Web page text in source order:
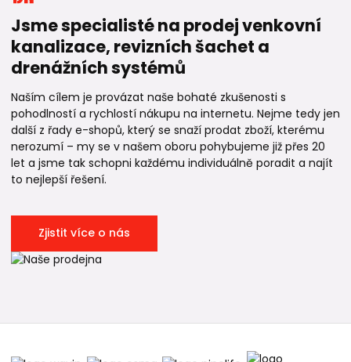
Jsme specialisté na prodej venkovní
kanalizace, revizních šachet a
drenážních systémů
Naším cílem je provázat naše bohaté zkušenosti s
pohodlností a rychlostí nákupu na internetu. Nejme tedy jen
další z řady e-shopů, který se snaží prodat zboží, kterému
nerozumí – my se v našem oboru pohybujeme již přes 20
let a jsme tak schopni každému individuálně poradit a najít
to nejlepší řešení.
Zjistit více o nás